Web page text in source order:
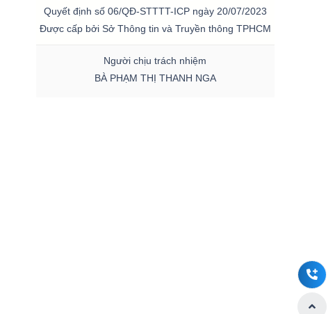
Quyết định số 06/QĐ-STTTT-ICP ngày 20/07/2023
Được cấp bởi Sở Thông tin và Truyền thông TPHCM
Người chịu trách nhiệm
BÀ PHẠM THỊ THANH NGA